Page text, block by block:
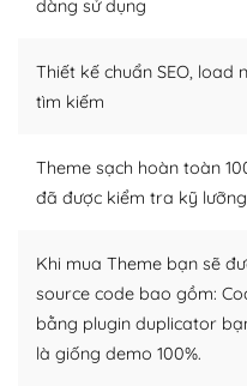
WordPress là nơi lưu trữ
khổng lồ được kiểm
Nếu bạn gặp khó khăn,
kiếm những cộng đồng
Cộng đồng sử dụng
– Đa dạng plugin và
dàng sử dụng
Thiết kế chuẩn SEO, load
tìm kiếm
Theme sạch hoàn toàn
đã được kiểm tra kỹ
Khi mua Theme bạn sẽ
source code bao gồm:
bằng plugin duplicator
là giống demo 100%.